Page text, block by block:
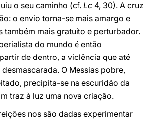
o seu caminho (cf. Lc 4, 30). A cruz
o envio torna-se mais amargo e
também mais gratuito e perturbador.
do mundo é então
de dentro, a violência que até
O Messias pobre,
precipita-se na escuridão da
traz à luz uma nova criação.
nos são dadas experimentar